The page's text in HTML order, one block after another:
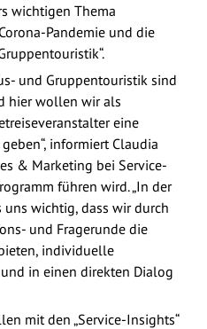
wichtigen Thema
Pandemie und die
und Gruppentouristik sind
hier wollen wir als
eine
informiert Claudia
& Marketing bei Service-
führen wird. „In der
wichtig, dass wir durch
und Fragerunde die
individuelle
in einen direkten Dialog
mit den „Service-Insights“